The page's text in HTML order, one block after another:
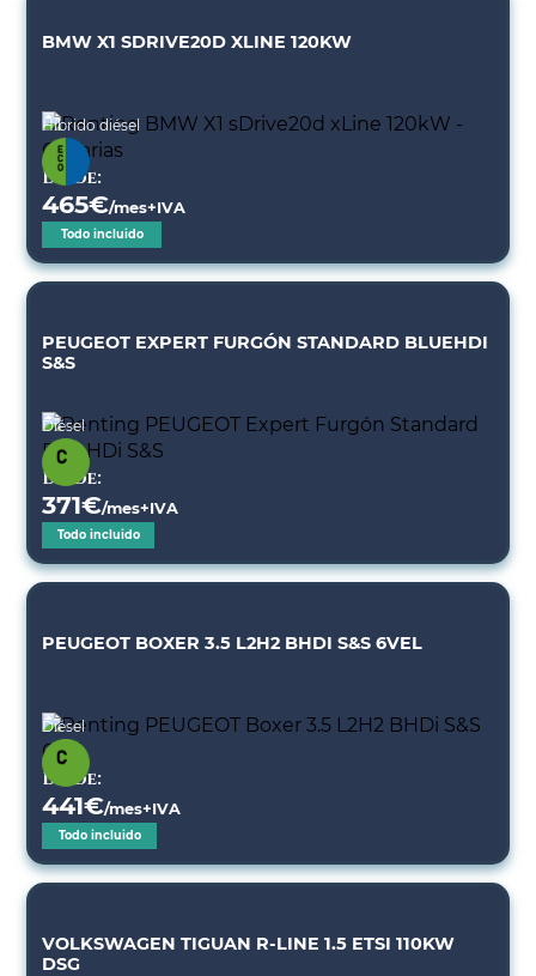
BMW X1 SDRIVE20D XLINE 120KW
Híbrido diésel
Desde:
465€/mes+IVA
Todo incluido
PEUGEOT EXPERT FURGÓN STANDARD BLUEHDI
S&S
Diésel
Desde:
371€/mes+IVA
Todo incluido
PEUGEOT BOXER 3.5 L2H2 BHDI S&S 6VEL
Diésel
Desde:
441€/mes+IVA
Todo incluido
VOLKSWAGEN TIGUAN R-LINE 1.5 ETSI 110KW
DSG